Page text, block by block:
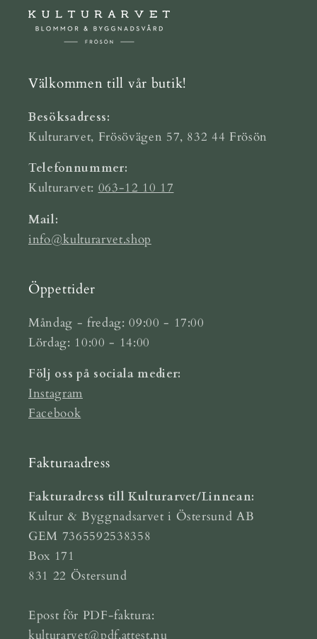
Välkommen till vår butik!
Besöksadress:
Kulturarvet, Frösövägen 57, 832 44 Frösön
Telefonnummer:
Kulturarvet: 063-12 10 17
Mail:
info@kulturarvet.shop
Öppettider
Måndag - fredag: 09:00 - 17:00
Lördag: 10:00 - 14:00
Följ oss på sociala medier:
Instagram
Facebook
Fakturaadress
Fakturadress till Kulturarvet/Linnean:
Kultur & Byggnadsarvet i Östersund AB
GEM 7365592538358
Box 171
831 22 Östersund
Epost för PDF-faktura:
kulturarvet@pdf.attest.nu